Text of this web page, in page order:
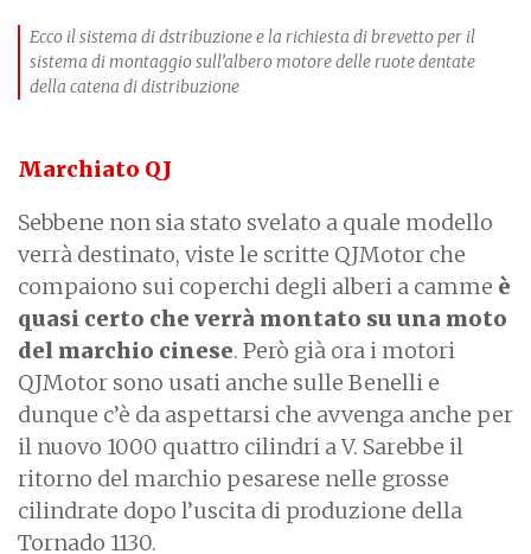
Ecco il sistema di dstribuzione e la richiesta di brevetto per il
sistema di montaggio sull’albero motore delle ruote dentate
della catena di distribuzione
Marchiato QJ
Sebbene non sia stato svelato a quale modello
verrà destinato, viste le scritte QJMotor che
compaiono sui coperchi degli alberi a camme è
quasi certo che verrà montato su una moto
del marchio cinese. Però già ora i motori
QJMotor sono usati anche sulle Benelli e
dunque c’è da aspettarsi che avvenga anche per
il nuovo 1000 quattro cilindri a V. Sarebbe il
ritorno del marchio pesarese nelle grosse
cilindrate dopo l’uscita di produzione della
Tornado 1130.